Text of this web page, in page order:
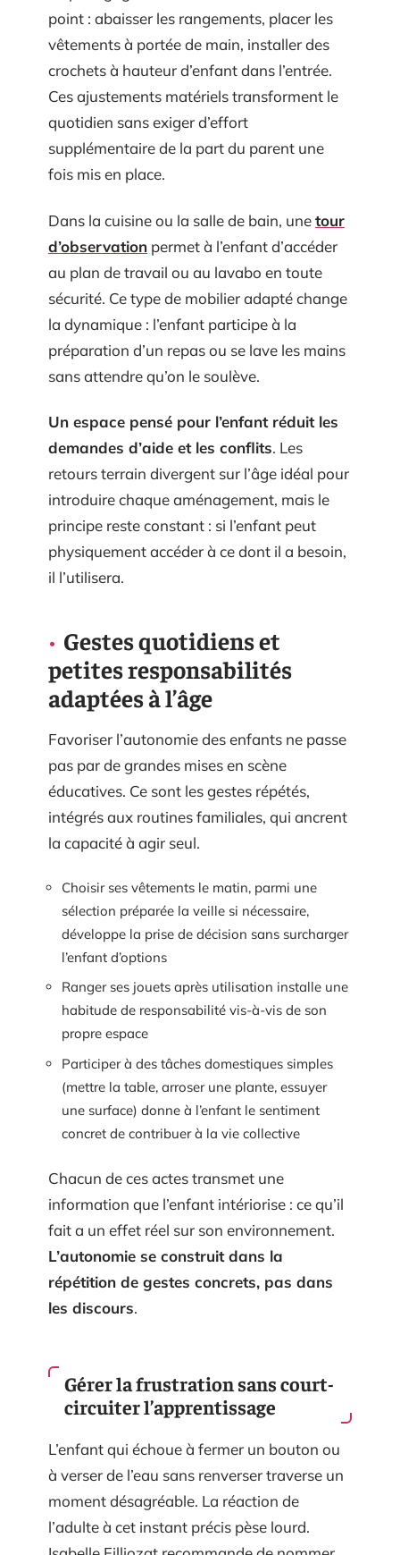
point : abaisser les rangements, placer les
vêtements à portée de main, installer des
crochets à hauteur d’enfant dans l’entrée.
Ces ajustements matériels transforment le
quotidien sans exiger d’effort
supplémentaire de la part du parent une
fois mis en place.
Dans la cuisine ou la salle de bain, unetour
d’observation permet à l’enfant d’accéder
au plan de travail ou au lavabo en toute
sécurité. Ce type de mobilier adapté change
la dynamique : l’enfant participe à la
préparation d’un repas ou se lave les mains
sans attendre qu’on le soulève.
Un espace pensé pour l’enfant réduit les
demandes d’aide et les conflits. Les
retours terrain divergent sur l’âge idéal pour
introduire chaque aménagement, mais le
principe reste constant : si l’enfant peut
physiquement accéder à ce dont il a besoin,
il l’utilisera.
Gestes quotidiens et
petites responsabilités
adaptées à l’âge
Favoriser l’autonomie des enfants ne passe
pas par de grandes mises en scène
éducatives. Ce sont les gestes répétés,
intégrés aux routines familiales, qui ancrent
la capacité à agir seul.
Choisir ses vêtements le matin, parmi une
sélection préparée la veille si nécessaire,
développe la prise de décision sans surcharger
l’enfant d’options
Ranger ses jouets après utilisation installe une
habitude de responsabilité vis-à-vis de son
propre espace
Participer à des tâches domestiques simples
(mettre la table, arroser une plante, essuyer
une surface) donne à l’enfant le sentiment
concret de contribuer à la vie collective
Chacun de ces actes transmet une
information que l’enfant intériorise : ce qu’il
fait a un effet réel sur son environnement.
L’autonomie se construit dans la
répétition de gestes concrets, pas dans
les discours.
Gérer la frustration sans court-
circuiter l’apprentissage
L’enfant qui échoue à fermer un bouton ou
à verser de l’eau sans renverser traverse un
moment désagréable. La réaction de
l’adulte à cet instant précis pèse lourd.